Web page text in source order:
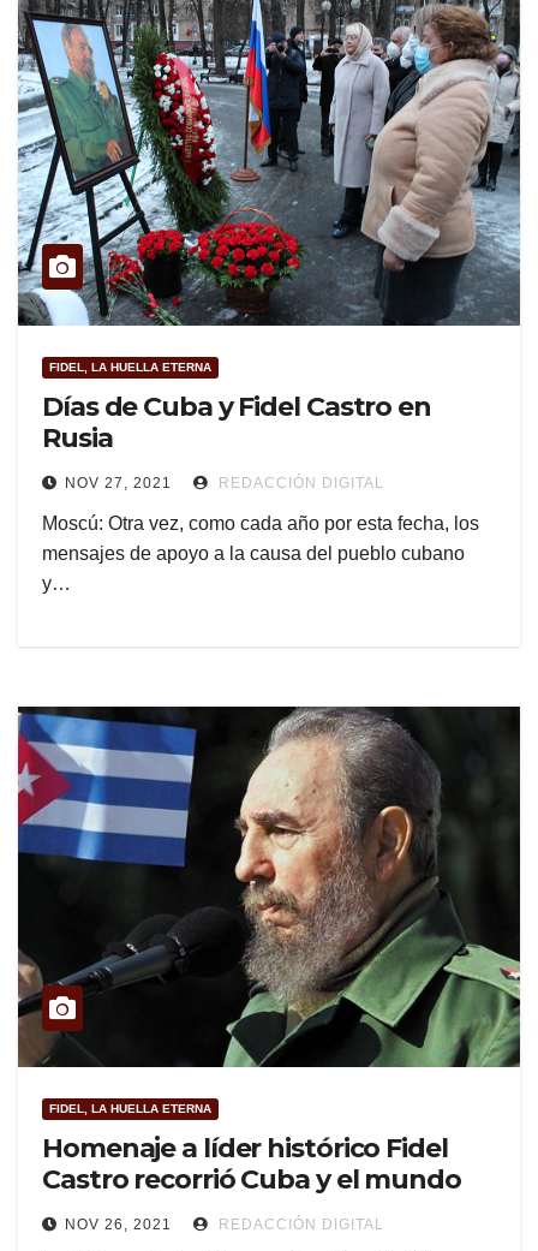
FIDEL, LA HUELLA ETERNA
Días de Cuba y Fidel Castro en
Rusia
NOV 27, 2021 REDACCIÓN DIGITAL
Moscú: Otra vez, como cada año por esta fecha, los
mensajes de apoyo a la causa del pueblo cubano
y…
FIDEL, LA HUELLA ETERNA
Homenaje a líder histórico Fidel
Castro recorrió Cuba y el mundo
NOV 26, 2021 REDACCIÓN DIGITAL